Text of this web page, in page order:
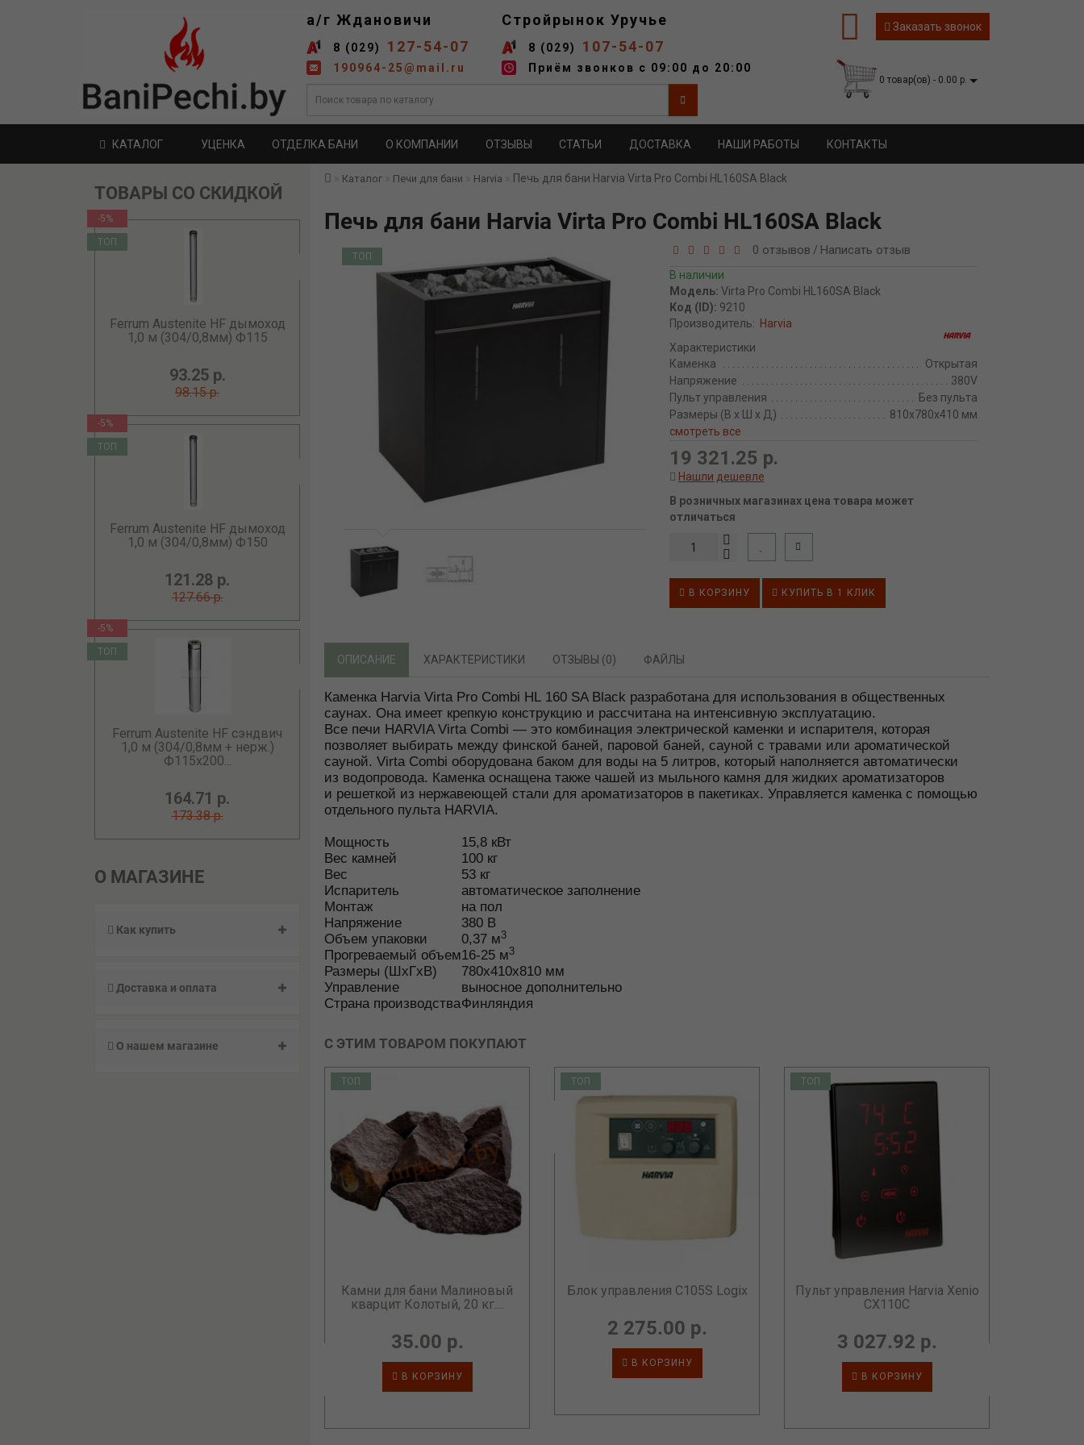
а/г Ждановичи
8 (029) 127-54-07
190964-25@mail.ru
Стройрынок Уручье
8 (029) 107-54-07
Приём звонков с 09:00 до 20:00
Заказать звонок
0 товар(ов) - 0.00 р.
КАТАЛОГ УЦЕНКА ОТДЕЛКА БАНИ О КОМПАНИИ ОТЗЫВЫ СТАТЬИ ДОСТАВКА НАШИ РАБОТЫ КОНТАКТЫ
ТОВАРЫ СО СКИДКОЙ
-5%
ТОП
Ferrum Austenite HF дымоход
1,0 м (304/0,8мм) Ф115
93.25 р.
98.15 р.
-5%
ТОП
Ferrum Austenite HF дымоход
1,0 м (304/0,8мм) Ф150
121.28 р.
127.66 р.
-5%
ТОП
Ferrum Austenite HF сэндвич
1,0 м (304/0,8мм + нерж.)
Ф115х200...
164.71 р.
173.38 р.
О МАГАЗИНЕ
Как купить
Доставка и оплата
О нашем магазине
Каталог Печи для бани Harvia Печь для бани Harvia Virta Pro Combi HL160SA Black
Печь для бани Harvia Virta Pro Combi HL160SA Black
ТОП 0 отзывов / Написать отзыв
В наличии
Модель: Virta Pro Combi HL160SA Black
Код (ID): 9210
Производитель: Harvia
Характеристики
Каменка
Открытая
Напряжение
380V
Пульт управления
Без пульта
Размеры (В х Ш х Д)
810х780х410 мм
смотреть все
19 321.25 р.
Нашли дешевле
В розничных магазинах цена товара может
отличаться
В КОРЗИНУ КУПИТЬ В 1 КЛИК
ОПИСАНИЕ ХАРАКТЕРИСТИКИ ОТЗЫВЫ (0) ФАЙЛЫ
Каменка Harvia Virta Pro Combi HL 160 SA Black разработана для использования в общественных
саунах. Она имеет крепкую конструкцию и рассчитана на интенсивную эксплуатацию.
Все печи HARVIA Virta Combi — это комбинация электрической каменки и испарителя, которая
позволяет выбирать между финской баней, паровой баней, сауной с травами или ароматической
сауной. Virta Combi оборудована баком для воды на 5 литров, который наполняется автоматически
из водопровода. Каменка оснащена также чашей из мыльного камня для жидких ароматизаторов
и решеткой из нержавеющей стали для ароматизаторов в пакетиках. Управляется каменка с помощью
отдельного пульта HARVIA.
Мощность 15,8 кВт
Вес камней
100 кг
Вес
53 кг
Испаритель
автоматическое заполнение
Монтаж
на пол
Напряжение
380 В
Объем упаковки
0,37 м3
Прогреваемый объем16-25 м3
Размеры (ШхГхВ) 780x410x810 мм
Управление
выносное дополнительно
Страна производстваФинляндия
С ЭТИМ ТОВАРОМ ПОКУПАЮТ
ТОП
Камни для бани Малиновый
кварцит Колотый, 20 кг....
35.00 р.
В КОРЗИНУ
ТОП
Блок управления C105S Logix
2 275.00 р.
В КОРЗИНУ
ТОП
Пульт управления Harvia Xenio
CX110C
3 027.92 р.
В КОРЗИНУ